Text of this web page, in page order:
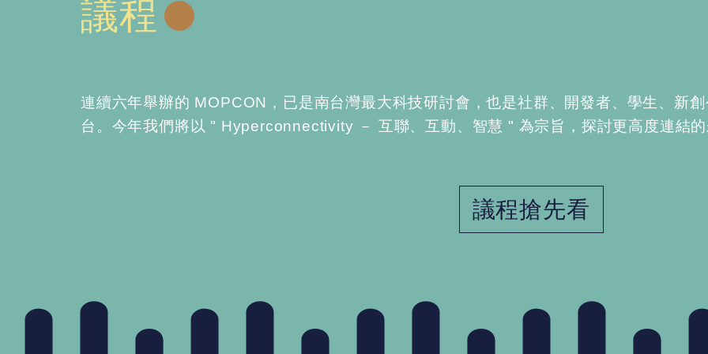
議程
連續六年舉辦的 MOPCON，已是南台灣最大科技研討會，也是社群、開發者、學⽣、新
台。今年我們將以 " Hyperconnectivity － 互聯、互動、智慧 " 為宗旨，探討更⾼度連結
議程搶先看